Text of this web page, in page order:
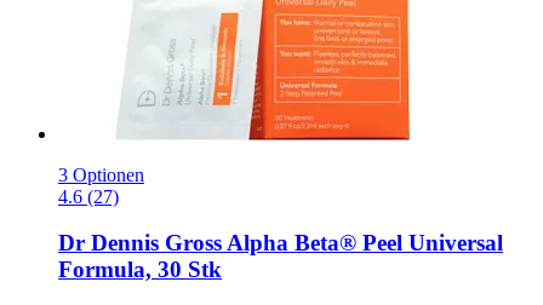
3 Optionen
4.6 (27)
Dr Dennis GrossAlpha Beta® Peel Universal
Formula, 30 Stk